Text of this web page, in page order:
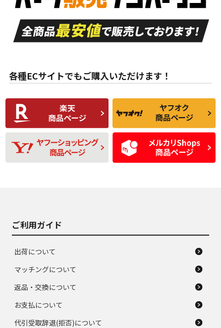
A
走行距離も少なく、
目立つ傷もほとんど
ない中古品
A
走行距離も少なく、
非常に状態の良い中
古品
な中古品
んどない中古品
C
比較的きれいな中古
品
C
られるが、使用に問
題のない中古品
D
使用感や目立つ傷が
あり、一般的な中古
品
D
残り溝も少なく、偏
磨耗がみられ、短期
間使用できるくらい
の中古品
各種ECサイトでもご購入いただけます！
ご利用ガイド
出荷について
マッチングについて
返品・交換について
お支払について
代引受取辞退(拒否)について